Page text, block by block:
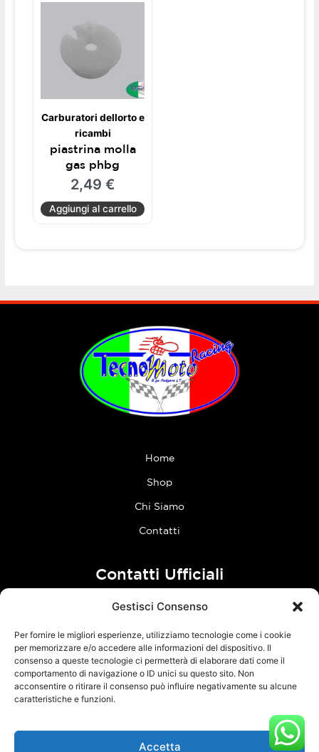
Gestisci Consenso
Per fornire le migliori esperienze, utilizziamo tecnologie come i cookie
per memorizzare e/o accedere alle informazioni del dispositivo. Il
consenso a queste tecnologie ci permetterà di elaborare dati come il
comportamento di navigazione o ID unici su questo sito. Non
acconsentire o ritirare il consenso può influire negativamente su alcune
caratteristiche e funzioni.
Accetta
Carburatori dellorto e
ricambi
piastrina molla
gas phbg
2,49 €
Aggiungi al carrello
Home
Shop
Chi Siamo
Contatti
Contatti Ufficiali
Follow Us
F
I
TCM Racing s.r.l.s. – Via Acque Alte, snc – 04100 Latina – P.Iva